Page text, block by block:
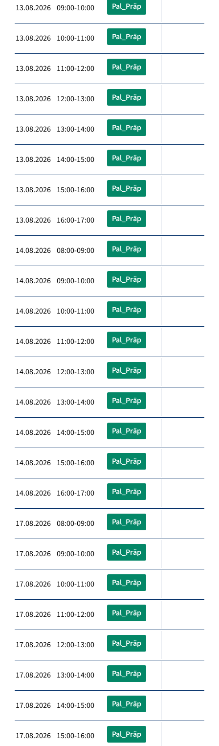
13.08.2026 09:00-10:00 Pal_Präp
13.08.2026 10:00-11:00 Pal_Präp
13.08.2026 11:00-12:00 Pal_Präp
13.08.2026 12:00-13:00 Pal_Präp
13.08.2026 13:00-14:00 Pal_Präp
13.08.2026 14:00-15:00 Pal_Präp
13.08.2026 15:00-16:00 Pal_Präp
13.08.2026 16:00-17:00 Pal_Präp
14.08.2026 08:00-09:00 Pal_Präp
14.08.2026 09:00-10:00 Pal_Präp
14.08.2026 10:00-11:00 Pal_Präp
14.08.2026 11:00-12:00 Pal_Präp
14.08.2026 12:00-13:00 Pal_Präp
14.08.2026 13:00-14:00 Pal_Präp
14.08.2026 14:00-15:00 Pal_Präp
14.08.2026 15:00-16:00 Pal_Präp
14.08.2026 16:00-17:00 Pal_Präp
17.08.2026 08:00-09:00 Pal_Präp
17.08.2026 09:00-10:00 Pal_Präp
17.08.2026 10:00-11:00 Pal_Präp
17.08.2026 11:00-12:00 Pal_Präp
17.08.2026 12:00-13:00 Pal_Präp
17.08.2026 13:00-14:00 Pal_Präp
17.08.2026 14:00-15:00 Pal_Präp
17.08.2026 15:00-16:00 Pal_Präp